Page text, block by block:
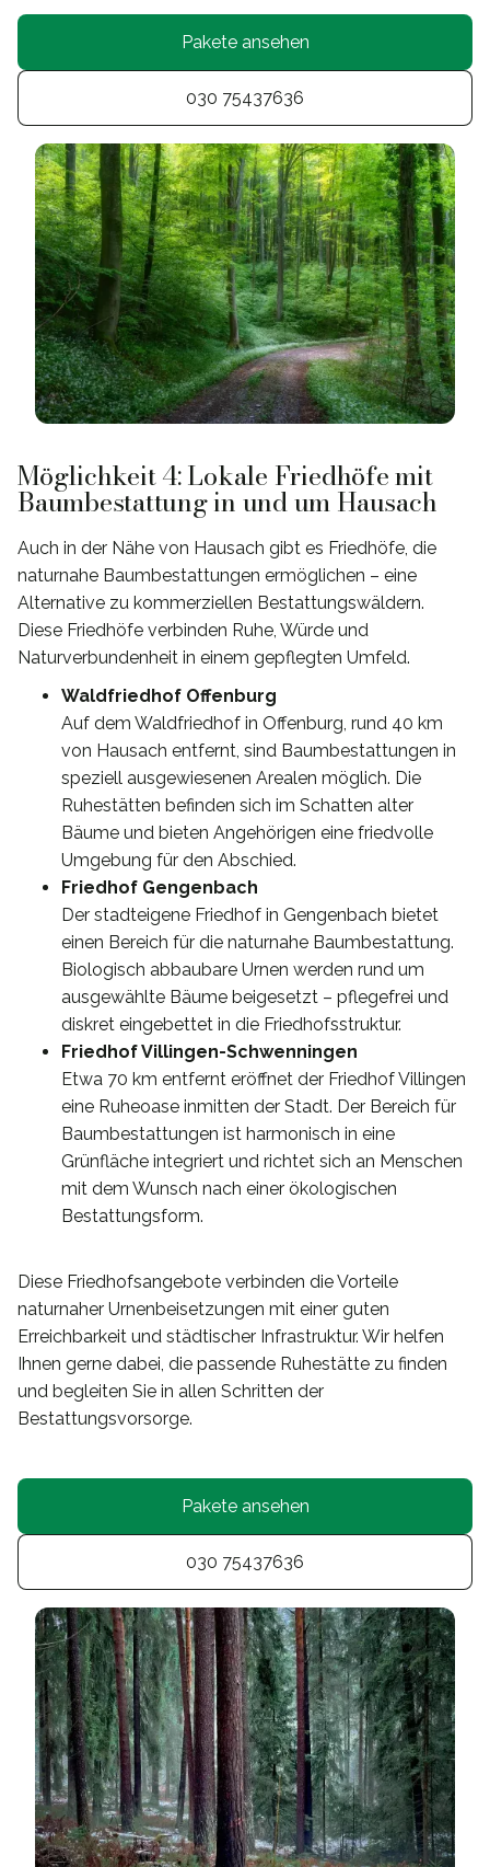
Pakete ansehen
030 75437636
Möglichkeit 4: Lokale Friedhöfe mit
Baumbestattung in und um Hausach
Auch in der Nähe von Hausach gibt es Friedhöfe, die
naturnahe Baumbestattungen ermöglichen – eine
Alternative zu kommerziellen Bestattungswäldern.
Diese Friedhöfe verbinden Ruhe, Würde und
Naturverbundenheit in einem gepflegten Umfeld.
Waldfriedhof Offenburg
Auf dem Waldfriedhof in Offenburg, rund 40 km
von Hausach entfernt, sind Baumbestattungen in
speziell ausgewiesenen Arealen möglich. Die
Ruhestätten befinden sich im Schatten alter
Bäume und bieten Angehörigen eine friedvolle
Umgebung für den Abschied.
Friedhof Gengenbach
Der stadteigene Friedhof in Gengenbach bietet
einen Bereich für die naturnahe Baumbestattung.
Biologisch abbaubare Urnen werden rund um
ausgewählte Bäume beigesetzt – pflegefrei und
diskret eingebettet in die Friedhofsstruktur.
Friedhof Villingen-Schwenningen
Etwa 70 km entfernt eröffnet der Friedhof Villingen
eine Ruheoase inmitten der Stadt. Der Bereich für
Baumbestattungen ist harmonisch in eine
Grünfläche integriert und richtet sich an Menschen
mit dem Wunsch nach einer ökologischen
Bestattungsform.
Diese Friedhofsangebote verbinden die Vorteile
naturnaher Urnenbeisetzungen mit einer guten
Erreichbarkeit und städtischer Infrastruktur. Wir helfen
Ihnen gerne dabei, die passende Ruhestätte zu finden
und begleiten Sie in allen Schritten der
Bestattungsvorsorge.
Pakete ansehen
030 75437636